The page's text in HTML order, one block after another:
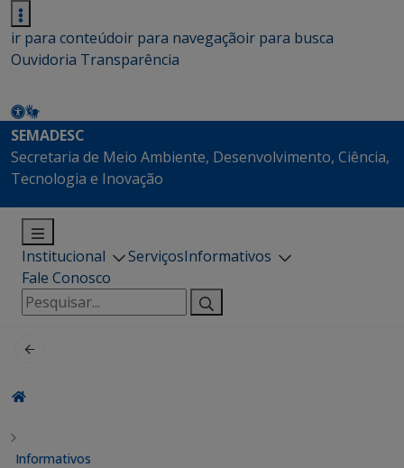
ir para conteúdoir para navegaçãoir para busca
Ouvidoria Transparência
SEMADESC
Secretaria de Meio Ambiente, Desenvolvimento, Ciência,
Tecnologia e Inovação
Institucional ServiçosInformativos
Fale Conosco
Pesquisar
por:
Informativos